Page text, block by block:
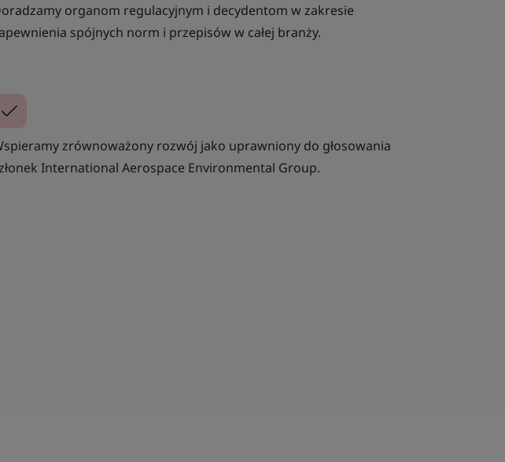
organom regulacyjnym i decydentom w zakresie
spójnych norm i przepisów w całej branży.
zrównoważony rozwój jako uprawniony do głosowania
International Aerospace Environmental Group.